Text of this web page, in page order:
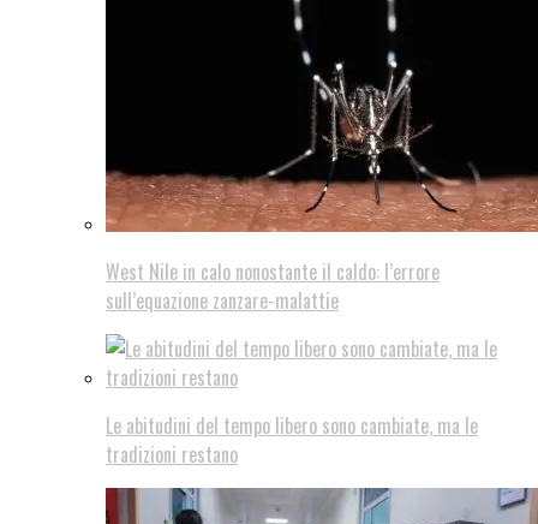
West Nile in calo nonostante il caldo: l’errore
sull’equazione zanzare-malattie
Le abitudini del tempo libero sono cambiate, ma le
tradizioni restano